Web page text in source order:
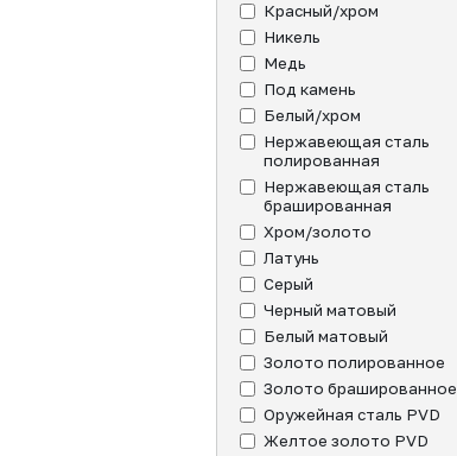
Красный/хром
Никель
Медь
Под камень
Белый/хром
Нержавеющая сталь
полированная
Нержавеющая сталь
брашированная
Хром/золото
Латунь
Серый
Черный матовый
Белый матовый
Золото полированное
Золото брашированное
Оружейная сталь PVD
Желтое золото PVD